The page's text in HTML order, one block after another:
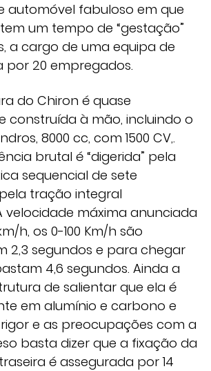
automóvel fabuloso em que
um tempo de “gestação”
a cargo de uma equipa de
por 20 empregados.
do Chiron é quase
construída à mão, incluindo o
8000 cc, com 1500 CV,.
brutal é “digerida” pela
sequencial de sete
tração integral
velocidade máxima anunciada
h, os 0-100 Km/h são
2,3 segundos e para chegar
4,6 segundos. Ainda a
de salientar que ela é
em alumínio e carbono e
e as preocupações com a
basta dizer que a fixação da
é assegurada por 14